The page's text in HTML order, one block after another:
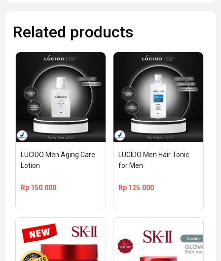
Related products
LUCIDO Men Aging Care
Lotion
Rp 150.000
LUCIDO Men Hair Tonic
for Men
Rp 125.000